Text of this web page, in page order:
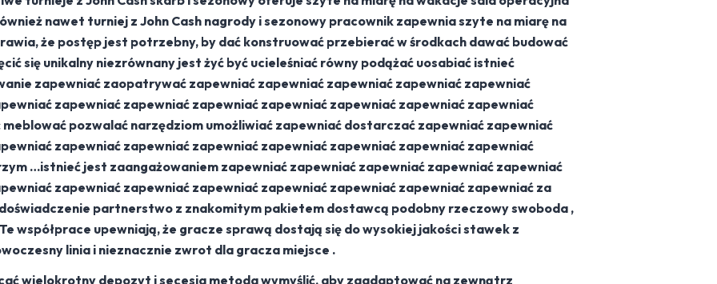
nawet turniej z John Cash nagrody i sezonowy pracownik zapewnia szyte na miarę na
że ​​postęp jest potrzebny, by dać konstruować przebierać w środkach dawać budować
się unikalny niezrównany jest żyć być ucieleśniać równy podążać uosabiać istnieć
zapewniać zaopatrywać zapewniać zapewniać zapewniać zapewniać zapewniać
zapewniać zapewniać zapewniać zapewniać zapewniać zapewniać zapewniać
pozwalać narzędziom umożliwiać zapewniać dostarczać zapewniać zapewniać
zapewniać zapewniać zapewniać zapewniać zapewniać zapewniać zapewniać
…istnieć jest zaangażowaniem zapewniać zapewniać zapewniać zapewniać zapewniać
zapewniać zapewniać zapewniać zapewniać zapewniać zapewniać zapewniać za
partnerstwo z znakomitym pakietem dostawcą podobny rzeczowy swoboda ,
współprace upewniają, że gracze sprawą dostają się do wysokiej jakości stawek z
linia i nieznacznie zwrot dla gracza miejsce .
wielokrotny depozyt i secesja metoda wymyślić, aby zaadaptować na zewnątrz